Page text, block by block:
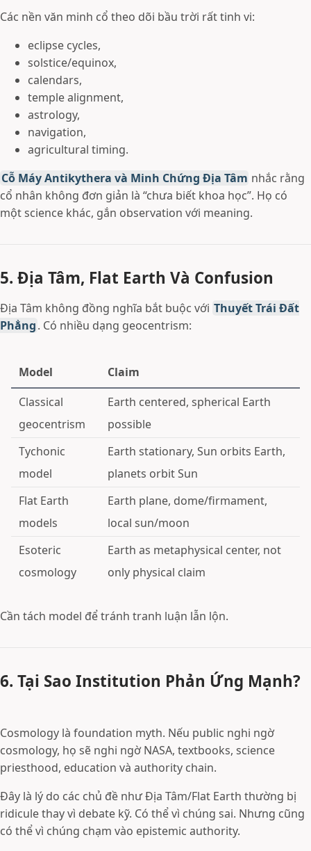
Các nền văn minh cổ theo dõi bầu trời rất tinh vi:
eclipse cycles,
solstice/equinox,
calendars,
temple alignment,
astrology,
navigation,
agricultural timing.
Cỗ Máy Antikythera và Minh Chứng Địa Tâm nhắc rằng
cổ nhân không đơn giản là “chưa biết khoa học”. Họ có
một science khác, gắn observation với meaning.
5. Địa Tâm, Flat Earth Và Confusion
Địa Tâm không đồng nghĩa bắt buộc với Thuyết Trái Đất
Phẳng. Có nhiều dạng geocentrism:
Model
Claim
Classical
geocentrism
Earth centered, spherical Earth
possible
Tychonic
model
Earth stationary, Sun orbits Earth,
planets orbit Sun
Flat Earth
models
Earth plane, dome/firmament,
local sun/moon
Esoteric
cosmology
Earth as metaphysical center, not
only physical claim
Cần tách model để tránh tranh luận lẫn lộn.
6. Tại Sao Institution Phản Ứng Mạnh?
Cosmology là foundation myth. Nếu public nghi ngờ
cosmology, họ sẽ nghi ngờ NASA, textbooks, science
priesthood, education và authority chain.
Đây là lý do các chủ đề như Địa Tâm/Flat Earth thường bị
ridicule thay vì debate kỹ. Có thể vì chúng sai. Nhưng cũng
có thể vì chúng chạm vào epistemic authority.